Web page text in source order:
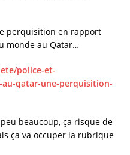
perquisition en rapport
monde au Qatar…
police-et-
qatar-une-perquisition-
beaucoup, ça risque de
ça va occuper la rubrique